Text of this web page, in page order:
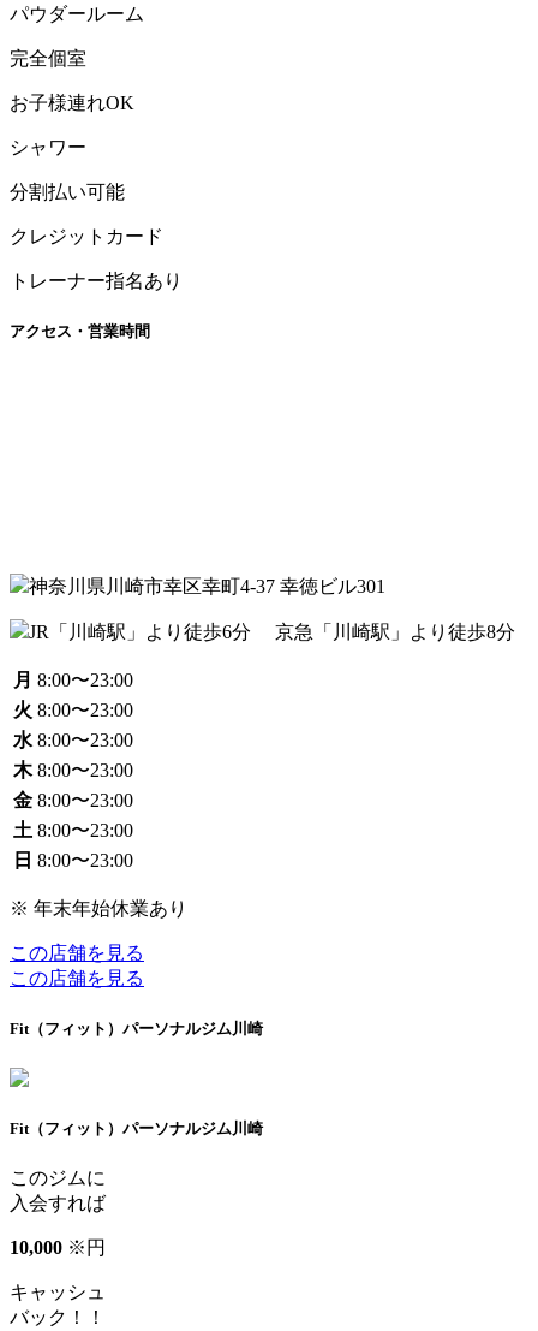
パウダールーム
完全個室
お子様連れOK
シャワー
分割払い可能
クレジットカード
トレーナー指名あり
アクセス・営業時間
神奈川県川崎市幸区幸町4-37 幸徳ビル301
JR「川崎駅」より徒歩6分 京急「川崎駅」より徒歩8分
月 8:00〜23:00
火 8:00〜23:00
水 8:00〜23:00
木 8:00〜23:00
金 8:00〜23:00
土 8:00〜23:00
日 8:00〜23:00
※ 年末年始休業あり
この店舗を見る
この店舗を見る
Fit（フィット）パーソナルジム川崎
Fit（フィット）パーソナルジム川崎
このジムに
入会すれば
10,000 ※ 円
キャッシュ
バック！！